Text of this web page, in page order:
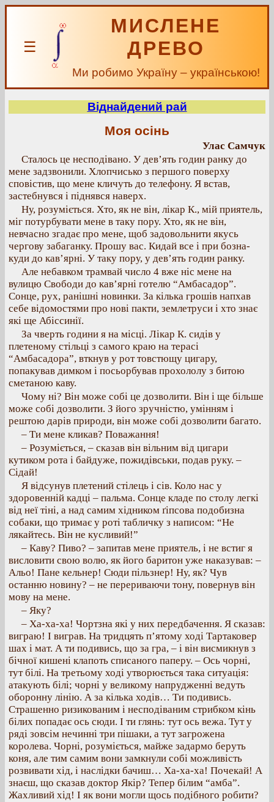
☰
МИСЛЕНЕ
ДРЕВО
Ми робимо Україну – українською!
Віднайдений рай
Моя осінь
Улас Самчук
Сталось це несподівано. У дев’ять годин ранку до
мене задзвонили. Хлопчисько з першого поверху
сповістив, що мене кличуть до телефону. Я встав,
застебнувся і піднявся наверх.
Ну, розуміється. Хто, як не він, лікар К., мій приятель,
міг потурбувати мене в таку пору. Хто, як не він,
невчасно згадає про мене, щоб задовольнити якусь
чергову забаганку. Прошу вас. Кидай все і при бозна-
куди до кав’ярні. У таку пору, у дев’ять годин ранку.
Але небавком трамвай число 4 вже ніс мене на
вулицю Свободи до кав’ярні готелю “Амбасадор”.
Сонце, рух, ранішні новинки. За кілька грошів напхав
себе відомостями про нові пакти, землетруси і хто знає
які ще Абіссинії.
За чверть години я на місці. Лікар К. сидів у
плетеному стільці з самого краю на терасі
“Амбасадора”, вткнув у рот товстющу цигару,
попакував димком і посьорбував прохололу з битою
сметаною каву.
Чому ні? Він може собі це дозволити. Він і ще більше
може собі дозволити. З його зручністю, умінням і
рештою дарів природи, він може собі дозволити багато.
– Ти мене кликав? Поважання!
– Розуміється, – сказав він вільним від цигари
кутиком рота і байдуже, пожидівськи, подав руку. –
Сідай!
Я відсунув плетений стілець і сів. Коло нас у
здоровенній кадці – пальма. Сонце кладе по столу легкі
від неї тіні, а над самим хідником ґіпсова подобизна
собаки, що тримає у роті табличку з написом: “Не
лякайтесь. Він не кусливий!”
– Каву? Пиво? – запитав мене приятель, і не встиг я
висловити свою волю, як його баритон уже наказував: –
Альо! Пане кельнер! Сюди пільзнер! Ну, як? Чув
останню новину? – не перериваючи тону, повернув він
мову на мене.
– Яку?
– Ха-ха-ха! Чортзна які у них передбачення. Я сказав:
виграю! І виграв. На тридцять п’ятому ході Тартаковер
шах і мат. А ти подивись, що за гра, – і він висмикнув з
бічної кишені клапоть списаного паперу. – Ось чорні,
тут білі. На третьому ході утворюється така ситуація:
атакують білі; чорні у великому напрудженні ведуть
оборонну лінію. А за кілька ходів… Ти подивись.
Страшенно ризикованим і несподіваним стрибком кінь
білих попадає ось сюди. І ти глянь: тут ось вежа. Тут у
ряді зовсім нечинні три пішаки, а тут загрожена
королева. Чорні, розуміється, майже задармо беруть
коня, але тим самим вони замкнули собі можливість
розвивати хід, і наслідки бачиш… Ха-ха-ха! Почекай! А
знаєш, що сказав доктор Якір? Тепер білим “амба”.
Жахливий хід! І як вони могли щось подібного робити?